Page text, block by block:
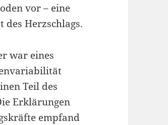
vor – eine
Herzschlags.
war eines
Teil des
Erklärungen
empfand